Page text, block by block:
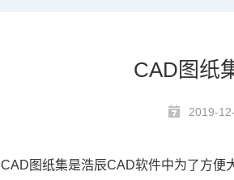
CAD图纸
2019-
CAD图纸集是浩辰CAD软件中为了方便